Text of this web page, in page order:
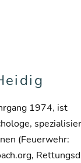
1974, ist
(Feuerwehr: